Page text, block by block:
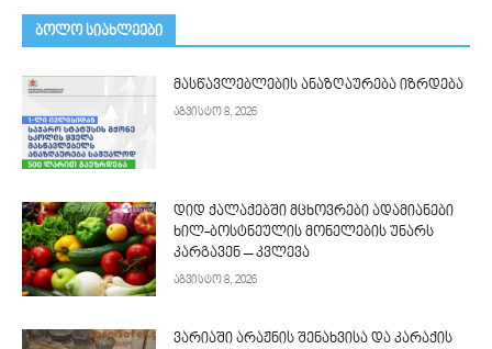
ᲑᲝᲚᲝ ᲡᲘᲐᲮᲚᲔᲔᲑᲘ
მასწავლებლების ანაზღაურება იზრდება
აგვისტო 8, 2026
დიდ ქალაქებში მცხოვრები ადამიანები
ხილ-ბოსტნეულის მონელების უნარს
კარგავენ – კვლევა
აგვისტო 8, 2026
ვარიაში არაჟნის შენახვისა და კარაქის